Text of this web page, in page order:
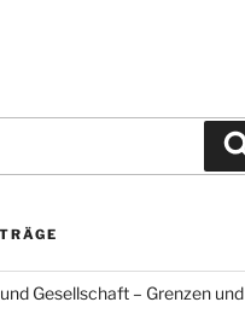
Gesellschaft – Grenzen und